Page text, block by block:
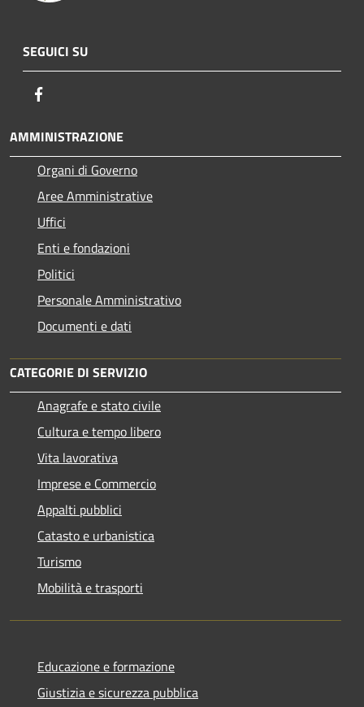
SEGUICI SU
AMMINISTRAZIONE
Organi di Governo
Aree Amministrative
Uffici
Enti e fondazioni
Politici
Personale Amministrativo
Documenti e dati
CATEGORIE DI SERVIZIO
Anagrafe e stato civile
Cultura e tempo libero
Vita lavorativa
Imprese e Commercio
Appalti pubblici
Catasto e urbanistica
Turismo
Mobilità e trasporti
Educazione e formazione
Giustizia e sicurezza pubblica